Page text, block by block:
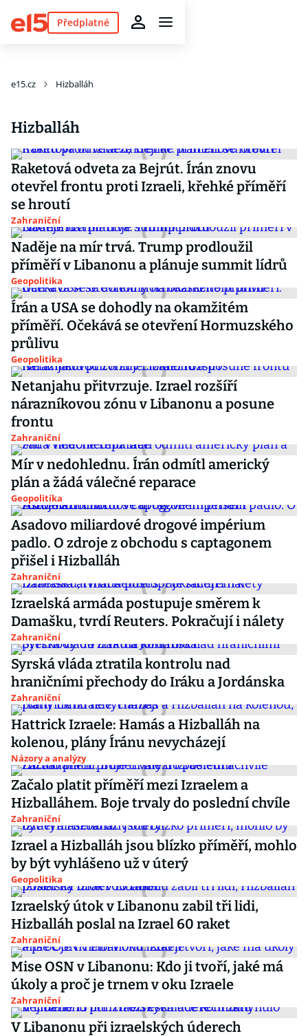
Předplatné
e15.cz Hizballáh
Hizballáh
Raketová odveta za Bejrút. Írán znovu
otevřel frontu proti Izraeli, křehké příměří
se hroutí
Zahraniční
Naděje na mír trvá. Trump prodloužil
příměří v Libanonu a plánuje summit lídrů
Geopolitika
Írán a USA se dohodly na okamžitém
příměří. Očekává se otevření Hormuzského
průlivu
Geopolitika
Netanjahu přitvrzuje. Izrael rozšíří
nárazníkovou zónu v Libanonu a posune
frontu
Zahraniční
Mír v nedohlednu. Írán odmítl americký
plán a žádá válečné reparace
Geopolitika
Asadovo miliardové drogové impérium
padlo. O zdroje z obchodu s captagonem
přišel i Hizballáh
Zahraniční
Izraelská armáda postupuje směrem k
Damašku, tvrdí Reuters. Pokračují i nálety
Zahraniční
Syrská vláda ztratila kontrolu nad
hraničními přechody do Iráku a Jordánska
Zahraniční
Hattrick Izraele: Hamás a Hizballáh na
kolenou, plány Íránu nevycházejí
Názory a analýzy
Začalo platit příměří mezi Izraelem a
Hizballáhem. Boje trvaly do poslední chvíle
Zahraniční
Izrael a Hizballáh jsou blízko příměří, mohlo
by být vyhlášeno už v úterý
Geopolitika
Izraelský útok v Libanonu zabil tři lidi,
Hizballáh poslal na Izrael 60 raket
Zahraniční
Mise OSN v Libanonu: Kdo ji tvoří, jaké má
úkoly a proč je trnem v oku Izraele
Zahraniční
V Libanonu při izraelských úderech